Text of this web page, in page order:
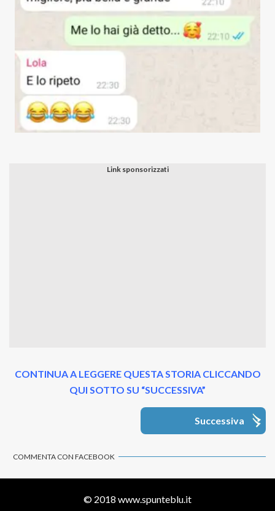
CONTINUA A LEGGERE QUESTA STORIA CLICCANDO
QUI SOTTO SU “SUCCESSIVA”
Successiva
COMMENTA CON FACEBOOK
© 2018 www.spunteblu.it